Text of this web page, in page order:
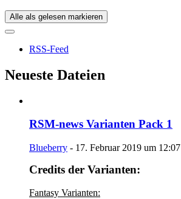
Alle als gelesen markieren
RSS-Feed
Neueste Dateien
RSM-news Varianten Pack 1
Blueberry - 17. Februar 2019 um 12:07
Credits der Varianten:
Fantasy Varianten: